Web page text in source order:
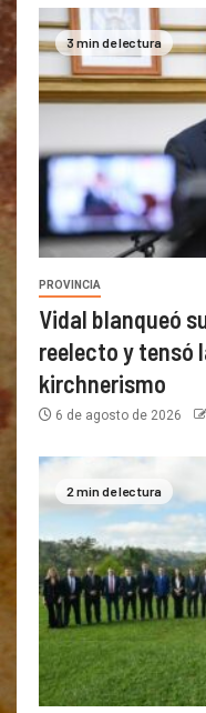
3 min de lectura
PROVINCIA
Vidal blanqueó
reelecto y tensó
kirchnerismo
6 de agosto de 2026
2 min de lectura